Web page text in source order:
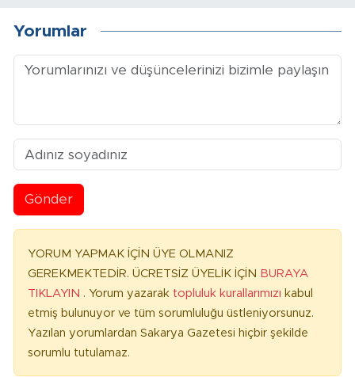
Yorumlar
Gönder
YORUM YAPMAK İÇİN ÜYE OLMANIZ
GEREKMEKTEDİR. ÜCRETSİZ ÜYELİK İÇİN BURAYA
TIKLAYIN . Yorum yazarak topluluk kurallarımızı kabul
etmiş bulunuyor ve tüm sorumluluğu üstleniyorsunuz.
Yazılan yorumlardan Sakarya Gazetesi hiçbir şekilde
sorumlu tutulamaz.